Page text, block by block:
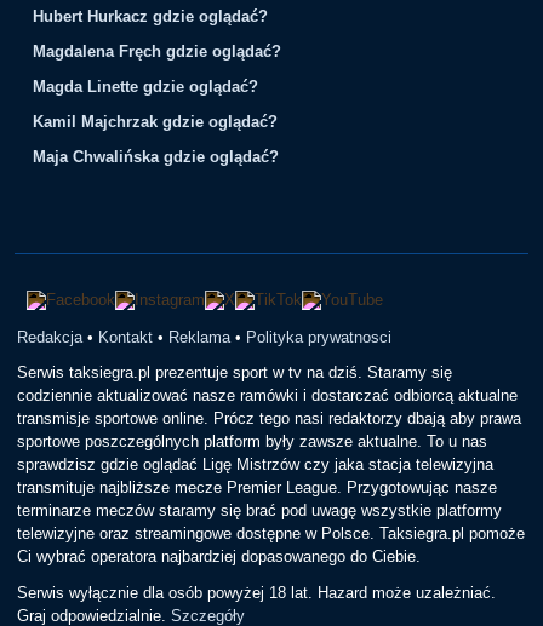
Hubert Hurkacz gdzie oglądać?
Magdalena Fręch gdzie oglądać?
Magda Linette gdzie oglądać?
Kamil Majchrzak gdzie oglądać?
Maja Chwalińska gdzie oglądać?
Redakcja • Kontakt • Reklama • Polityka prywatnosci
Serwis taksiegra.pl prezentuje sport w tv na dziś. Staramy się
codziennie aktualizować nasze ramówki i dostarczać odbiorcą aktualne
transmisje sportowe online. Prócz tego nasi redaktorzy dbają aby prawa
sportowe poszczególnych platform były zawsze aktualne. To u nas
sprawdzisz gdzie oglądać Ligę Mistrzów czy jaka stacja telewizyjna
transmituje najbliższe mecze Premier League. Przygotowując nasze
terminarze meczów staramy się brać pod uwagę wszystkie platformy
telewizyjne oraz streamingowe dostępne w Polsce. Taksiegra.pl pomoże
Ci wybrać operatora najbardziej dopasowanego do Ciebie.
Serwis wyłącznie dla osób powyżej 18 lat. Hazard może uzależniać.
Graj odpowiedzialnie.Szczegóły